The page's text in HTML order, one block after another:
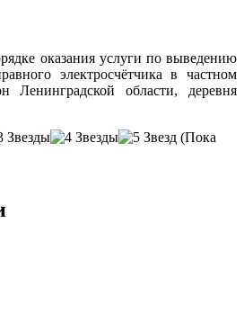
оказания услуги по выведению
электросчётчика в частном
Ленинградской области, деревня
(Пока